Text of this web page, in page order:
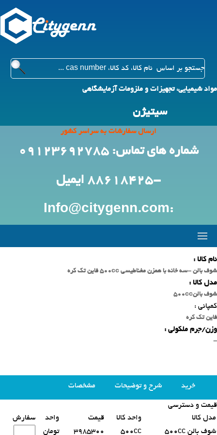
مواد شیمیایی، تجهیزات و ملزومات آزمایشگاهی
سیتیژن
ارسال سفارشات به سراسر کشور
شماره های تماس: 09123692785
-88618425 ایمیل
:Info@citygenn.com
نام کالا :
شوف بالن -سه خانه با همزن مغناطیسی 500cc فاین تک کره
مدل کالا :
شوف بالن500cc
کمپانی :
فاین تک کره
وزن/جرم ملکولی :
-
خرید شرح و توضیحات مشخصات
محصولات مشابه
قیمت و دسترسی
مدل کالا
واحد کالا قیمت واحد
سفارش
شوف بالن 500cc
500cc
3985300 تومان